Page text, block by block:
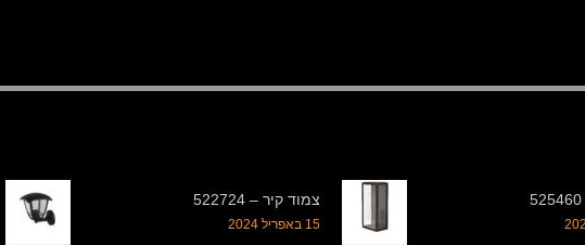
צמוד קיר – 522724
15 באפריל 2024